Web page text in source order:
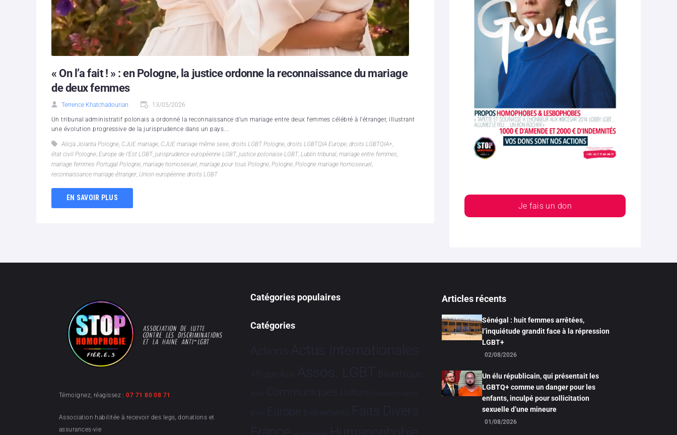
« On l’a fait ! » : en Pologne, la justice ordonne la reconnaissance du mariage
de deux femmes
Terrence Khatchadourian 13/05/2026
Un tribunal administratif polonais a ordonné la reconnaissance d’un mariage entre deux femmes célébré à l’étranger, illustrant
une évolution progressive de la jurisprudence dans un pays...
Alicja Jolanta Pologne, CJUE mariage, CJUE mariage même sexe, droits LGBT Pologne, droits LGBTQIA Europe, droits LGBTQIA+,
état civil Pologne, Europe de l’Est LGBT, jurisprudence européenne LGBT, justice polonaise LGBT, Lublin tribunal, mariage entre femmes,
mariage femmes Portugal Pologne, mariage homosexuel, mariage pour tous Pologne, Pologne, Pologne mariage homosexuel,
reconnaissance mariage étranger, Union européenne droits LGBT
EN SAVOIR PLUS
Je fais un don
Témoignez, réagissez :07 71 80 08 71
Association habilitée à recevoir des legs, donations et
assurances-vie
Catégories populaires
Catégories
Actions Actus Internationales
Afrique Asie Assos. LGBT Bioéthique
Brève Communiqués Culture Dialogues France-
Brésil Europe Evénements Faits Divers
Humanophobie
Articles récents
Sénégal : huit femmes arrêtées,
l’inquiétude grandit face à la répression
LGBT+
02/08/2026
Un élu républicain, qui présentait les
LGBTQ+ comme un danger pour les
enfants, inculpé pour sollicitation
sexuelle d’une mineure
01/08/2026